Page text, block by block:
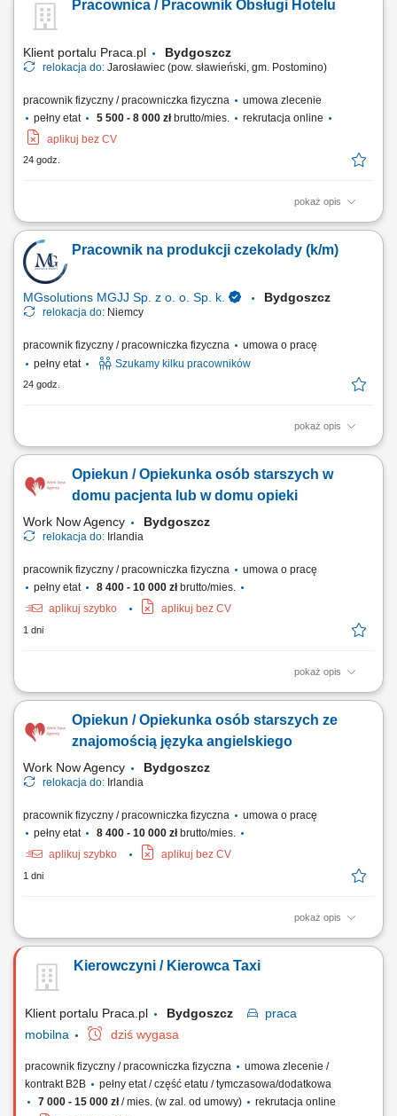
Odśnieżanie w okresie zimowym. Utrzymywanie czystości w
pomieszczeniach gospodarczych oraz na alejkach i chodnikach.
Pracownica / Pracownik Obsługi Hotelu
Klient portalu Praca.pl Bydgoszcz
relokacja do: Jarosławiec (pow. sławieński, gm. Postomino)
pracownik fizyczny / pracowniczka fizyczna
umowa zlecenie
pełny etat
5 500 - 8 000 złbrutto/mies.
rekrutacja online
aplikuj bez CV
24 godz.
pokaż opis
sprzątanie i przygotowywanie pokoi dla gości, pomoc w restauracji
hotelowej lub w kuchni, prace związane z bieżącą obsługą hotelu.
Pracownik na produkcji czekolady (k/m)
MGsolutions MGJJ Sp. z o. o. Sp. k. Bydgoszcz
relokacja do: Niemcy
pracownik fizyczny / pracowniczka fizyczna
umowa o pracę
pełny etat
Szukamy kilku pracowników
24 godz.
pokaż opis
Opis stanowiska Prace przy linii produkcyjnej - produkcja z czekolady
pomocnicze na hali produkcyjnej; Znajomość języka oraz
doświadczenie nie są wymagane Mile widziane również pary (wspólne
Opiekun / Opiekunka osób starszych w
domu pacjenta lub w domu opieki
Work Now Agency Bydgoszcz
relokacja do: Irlandia
pracownik fizyczny / pracowniczka fizyczna
umowa o pracę
pełny etat
8 400 - 10 000 złbrutto/mies.
aplikuj szybko
aplikuj bez CV
1 dni
pokaż opis
Miejsce pracy: Irlandia lub Wielka Brytania Opis stanowiska: Opieka nad
domach. Pomoc przy ubieraniu się, jedzeniu, higienie osobistej,
gotowaniu, zakupach, pracach domowych.
Opiekun / Opiekunka osób starszych ze
znajomością języka angielskiego
Work Now Agency Bydgoszcz
relokacja do: Irlandia
pracownik fizyczny / pracowniczka fizyczna
umowa o pracę
pełny etat
8 400 - 10 000 złbrutto/mies.
aplikuj szybko
aplikuj bez CV
1 dni
pokaż opis
Miejsce pracy: Irlandia lub Wielka Brytania Zakres obowiązków:
w ich codziennym funkcjonowaniu. Pomoc przy ubieraniu, higienie
osobistej oraz spożywaniu posiłków. Przygotowywanie posiłków,
Kierowczyni / Kierowca Taxi
Klient portalu Praca.pl Bydgoszcz
praca
mobilna
dziś wygasa
pracownik fizyczny / pracowniczka fizyczna
umowa zlecenie /
kontrakt B2B
pełny etat / część etatu / tymczasowa/dodatkowa
7 000 - 15 000 zł/ mies. (w zal. od umowy)
rekrutacja online